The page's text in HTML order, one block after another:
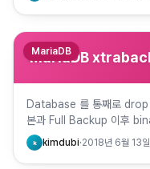
MariaDB
MariaDB
Database 를 통째로 drop
본과 Full Backup 이후
니다. -1. Drop databa…
k kimdubi·2018년 6월 13일